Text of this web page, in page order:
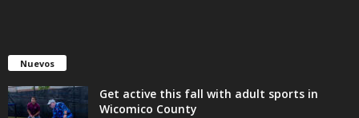
Nuevos
Get active this fall with adult sports in
Wicomico County